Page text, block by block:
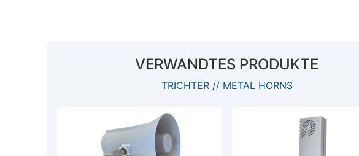
VERWANDTES PRODUKTE
TRICHTER // METAL HORNS